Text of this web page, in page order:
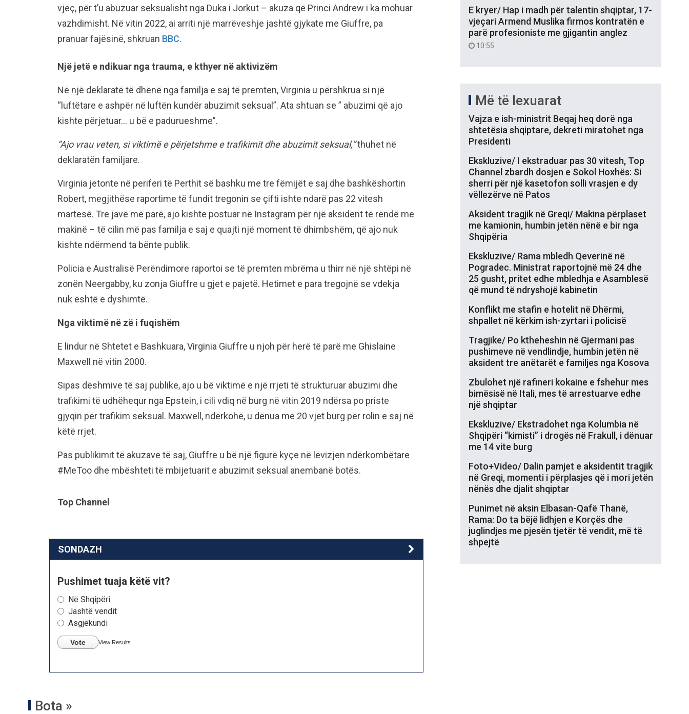
vjeç, për t’u abuzuar seksualisht nga Duka i Jorkut – akuza që Princi Andrew i ka mohuar
vazhdimisht. Në vitin 2022, ai arriti një marrëveshje jashtë gjykate me Giuffre, pa
pranuar fajësinë, shkruan BBC.
Një jetë e ndikuar nga trauma, e kthyer në aktivizëm
Në një deklaratë të dhënë nga familja e saj të premten, Virginia u përshkrua si një
“luftëtare e ashpër në luftën kundër abuzimit seksual”. Ata shtuan se ” abuzimi që ajo
kishte përjetuar… u bë e padurueshme”.
“Ajo vrau veten, si viktimë e përjetshme e trafikimit dhe abuzimit seksual,”thuhet në
deklaratën familjare.
Virginia jetonte në periferi të Perthit së bashku me tre fëmijët e saj dhe bashkëshortin
Robert, megjithëse raportime të fundit tregonin se çifti ishte ndarë pas 22 vitesh
martesë. Tre javë më parë, ajo kishte postuar në Instagram për një aksident të rëndë me
makinë – të cilin më pas familja e saj e quajti një moment të dhimbshëm, që ajo nuk
kishte ndërmend ta bënte publik.
Policia e Australisë Perëndimore raportoi se të premten mbrëma u thirr në një shtëpi në
zonën Neergabby, ku zonja Giuffre u gjet e pajetë. Hetimet e para tregojnë se vdekja
nuk është e dyshimtë.
Nga viktimë në zë i fuqishëm
E lindur në Shtetet e Bashkuara, Virginia Giuffre u njoh për herë të parë me Ghislaine
Maxwell në vitin 2000.
Sipas dëshmive të saj publike, ajo u bë viktimë e një rrjeti të strukturuar abuzimi dhe
trafikimi të udhëhequr nga Epstein, i cili vdiq në burg në vitin 2019 ndërsa po priste
gjyqin për trafikim seksual. Maxwell, ndërkohë, u dënua me 20 vjet burg për rolin e saj në
këtë rrjet.
Pas publikimit të akuzave të saj, Giuffre u bë një figurë kyçe në lëvizjen ndërkombëtare
#MeToo dhe mbështeti të mbijetuarit e abuzimit seksual anembanë botës.
Top Channel
SONDAZH
Pushimet tuaja këtë vit?
Në Shqipëri
Jashtë vendit
Asgjëkundi
Vote View Results
Bota »
E kryer/ Hap i madh për talentin shqiptar, 17-
vjeçari Armend Muslika firmos kontratën e
parë profesioniste me gjigantin anglez
10:55
Më të lexuarat
Vajza e ish-ministrit Beqaj heq dorë nga
shtetësia shqiptare, dekreti miratohet nga
Presidenti
Ekskluzive/ I ekstraduar pas 30 vitesh, Top
Channel zbardh dosjen e Sokol Hoxhës: Si
sherri për një kasetofon solli vrasjen e dy
vëllezërve në Patos
Aksident tragjik në Greqi/ Makina përplaset
me kamionin, humbin jetën nënë e bir nga
Shqipëria
Ekskluzive/ Rama mbledh Qeverinë në
Pogradec. Ministrat raportojnë më 24 dhe
25 gusht, pritet edhe mbledhja e Asamblesë
që mund të ndryshojë kabinetin
Konflikt me stafin e hotelit në Dhërmi,
shpallet në kërkim ish-zyrtari i policisë
Tragjike/ Po ktheheshin në Gjermani pas
pushimeve në vendlindje, humbin jetën në
aksident tre anëtarët e familjes nga Kosova
Zbulohet një rafineri kokaine e fshehur mes
bimësisë në Itali, mes të arrestuarve edhe
një shqiptar
Ekskluzive/ Ekstradohet nga Kolumbia në
Shqipëri “kimisti” i drogës në Frakull, i dënuar
me 14 vite burg
Foto+Video/ Dalin pamjet e aksidentit tragjik
në Greqi, momenti i përplasjes që i mori jetën
nënës dhe djalit shqiptar
Punimet në aksin Elbasan-Qafë Thanë,
Rama: Do ta bëjë lidhjen e Korçës dhe
juglindjes me pjesën tjetër të vendit, më të
shpejtë